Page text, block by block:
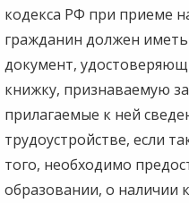
кодекса РФ при приеме
гражданин должен
документ,
книжку, признаваемую
прилагаемые к ней
трудоустройстве, если
того, необходимо
образовании, о наличии